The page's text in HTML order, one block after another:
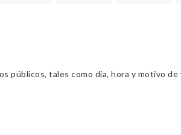
públicos, tales como día, hora y motivo de